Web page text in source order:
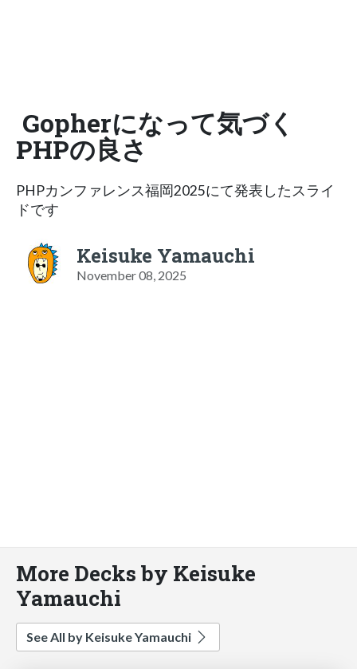
Gopherになって気づく
PHPの良さ
PHPカンファレンス福岡2025にて発表したスライ
ドです
Keisuke Yamauchi
November 08, 2025
More Decks by Keisuke
Yamauchi
See All by Keisuke Yamauchi